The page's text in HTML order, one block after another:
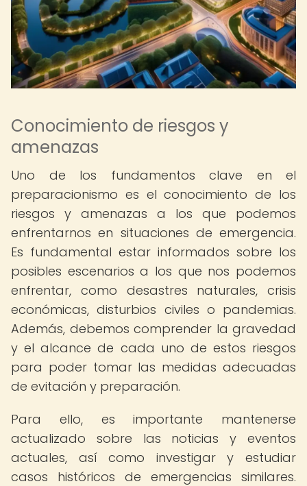
Conocimiento de riesgos y
amenazas
Uno de los fundamentos clave en el
preparacionismo es el conocimiento de los
riesgos y amenazas a los que podemos
enfrentarnos en situaciones de emergencia.
Es fundamental estar informados sobre los
posibles escenarios a los que nos podemos
enfrentar, como desastres naturales, crisis
económicas, disturbios civiles o pandemias.
Además, debemos comprender la gravedad
y el alcance de cada uno de estos riesgos
para poder tomar las medidas adecuadas
de evitación y preparación.
Para ello, es importante mantenerse
actualizado sobre las noticias y eventos
actuales, así como investigar y estudiar
casos históricos de emergencias similares.